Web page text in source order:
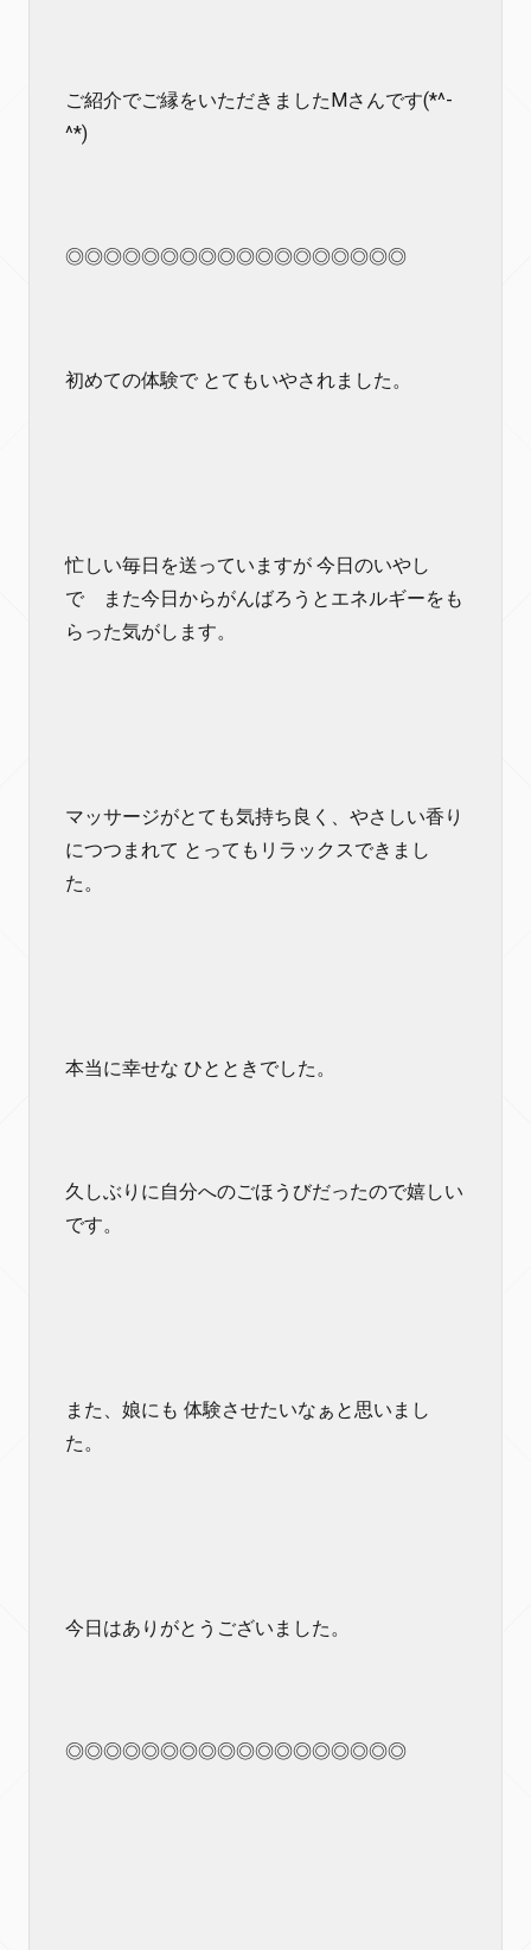
ご紹介でご縁をいただきましたMさんです(*^-
^*)
◎◎◎◎◎◎◎◎◎◎◎◎◎◎◎◎◎◎
初めての体験で とてもいやされました。
忙しい毎日を送っていますが 今日のいやし
で また今日からがんばろうとエネルギーをも
らった気がします。
マッサージがとても気持ち良く、やさしい香り
につつまれて とってもリラックスできまし
た。
本当に幸せな ひとときでした。
久しぶりに自分へのごほうびだったので嬉しい
です。
また、娘にも 体験させたいなぁと思いまし
た。
今日はありがとうございました。
◎◎◎◎◎◎◎◎◎◎◎◎◎◎◎◎◎◎